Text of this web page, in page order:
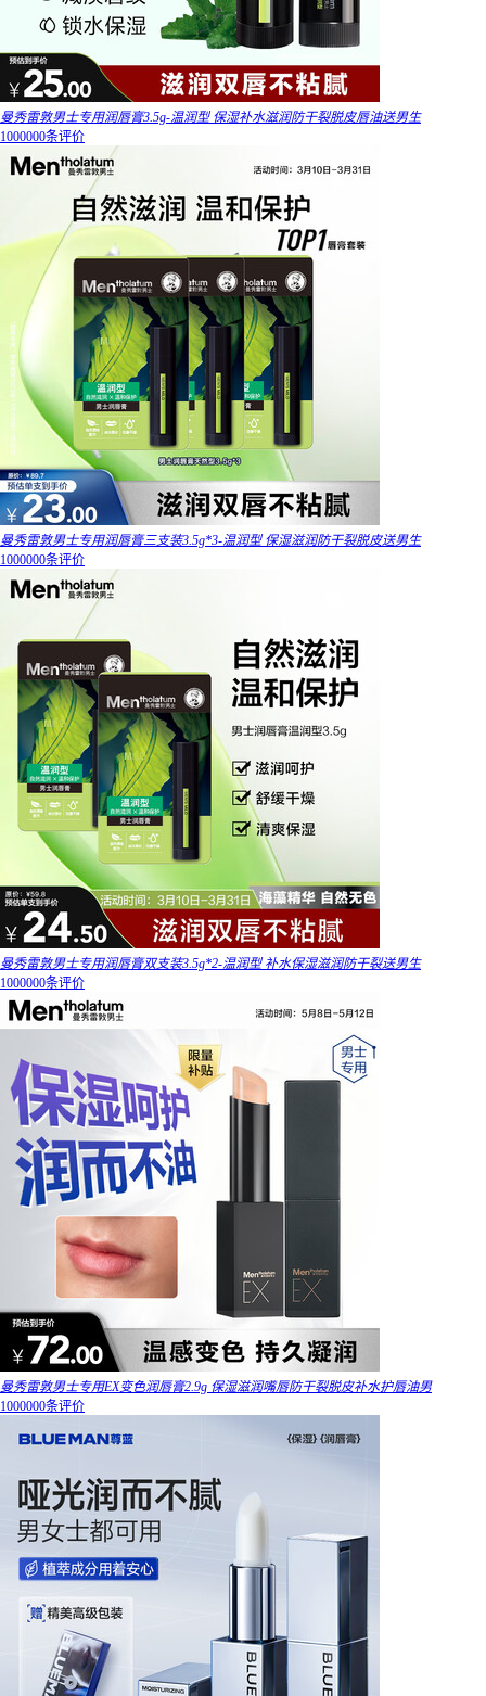
曼秀雷敦男士专用润唇膏3.5g-温润型 保湿补水滋润防干裂脱皮唇油送男生
1000000条评价
曼秀雷敦男士专用润唇膏三支装3.5g*3-温润型 保湿滋润防干裂脱皮送男生
1000000条评价
曼秀雷敦男士专用润唇膏双支装3.5g*2-温润型 补水保湿滋润防干裂送男生
1000000条评价
曼秀雷敦男士专用EX变色润唇膏2.9g 保湿滋润嘴唇防干裂脱皮补水护唇油男
1000000条评价